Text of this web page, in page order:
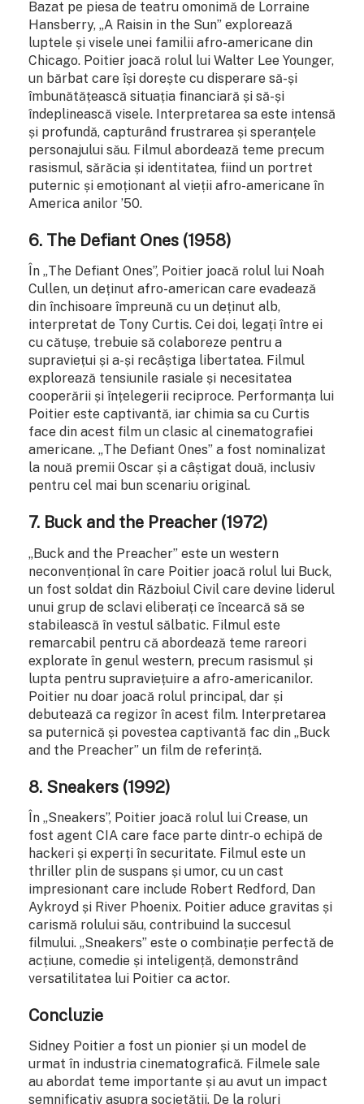
Bazat pe piesa de teatru omonimă de Lorraine
Hansberry, „A Raisin in the Sun” explorează
luptele și visele unei familii afro-americane din
Chicago. Poitier joacă rolul lui Walter Lee Younger,
un bărbat care își dorește cu disperare să-și
îmbunătățească situația financiară și să-și
îndeplinească visele. Interpretarea sa este intensă
și profundă, capturând frustrarea și speranțele
personajului său. Filmul abordează teme precum
rasismul, sărăcia și identitatea, fiind un portret
puternic și emoționant al vieții afro-americane în
America anilor ’50.
6. The Defiant Ones (1958)
În „The Defiant Ones”, Poitier joacă rolul lui Noah
Cullen, un deținut afro-american care evadează
din închisoare împreună cu un deținut alb,
interpretat de Tony Curtis. Cei doi, legați între ei
cu cătușe, trebuie să colaboreze pentru a
supraviețui și a-și recâștiga libertatea. Filmul
explorează tensiunile rasiale și necesitatea
cooperării și înțelegerii reciproce. Performanța lui
Poitier este captivantă, iar chimia sa cu Curtis
face din acest film un clasic al cinematografiei
americane. „The Defiant Ones” a fost nominalizat
la nouă premii Oscar și a câștigat două, inclusiv
pentru cel mai bun scenariu original.
7. Buck and the Preacher (1972)
„Buck and the Preacher” este un western
neconvențional în care Poitier joacă rolul lui Buck,
un fost soldat din Războiul Civil care devine liderul
unui grup de sclavi eliberați ce încearcă să se
stabilească în vestul sălbatic. Filmul este
remarcabil pentru că abordează teme rareori
explorate în genul western, precum rasismul și
lupta pentru supraviețuire a afro-americanilor.
Poitier nu doar joacă rolul principal, dar și
debutează ca regizor în acest film. Interpretarea
sa puternică și povestea captivantă fac din „Buck
and the Preacher” un film de referință.
8. Sneakers (1992)
În „Sneakers”, Poitier joacă rolul lui Crease, un
fost agent CIA care face parte dintr-o echipă de
hackeri și experți în securitate. Filmul este un
thriller plin de suspans și umor, cu un cast
impresionant care include Robert Redford, Dan
Aykroyd și River Phoenix. Poitier aduce gravitas și
carismă rolului său, contribuind la succesul
filmului. „Sneakers” este o combinație perfectă de
acțiune, comedie și inteligență, demonstrând
versatilitatea lui Poitier ca actor.
Concluzie
Sidney Poitier a fost un pionier și un model de
urmat în industria cinematografică. Filmele sale
au abordat teme importante și au avut un impact
semnificativ asupra societății. De la roluri